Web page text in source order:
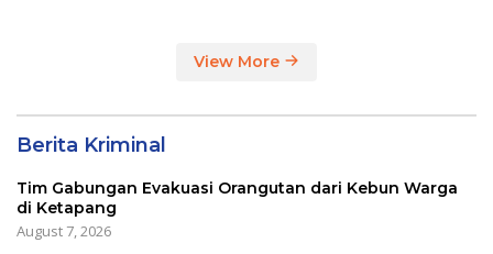
View More
Berita Kriminal
Tim Gabungan Evakuasi Orangutan dari Kebun Warga
di Ketapang
August 7, 2026